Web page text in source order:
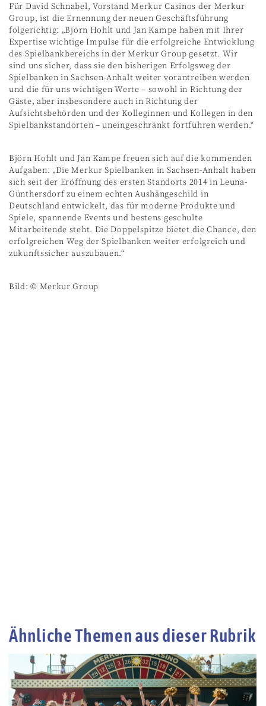
Für David Schnabel, Vorstand Merkur Casinos der Merkur
Group, ist die Ernennung der neuen Geschäftsführung
folgerichtig: „Björn Hohlt und Jan Kampe haben mit Ihrer
Expertise wichtige Impulse für die erfolgreiche Entwicklung
des Spielbankbereichs in der Merkur Group gesetzt. Wir
sind uns sicher, dass sie den bisherigen Erfolgsweg der
Spielbanken in Sachsen-Anhalt weiter vorantreiben werden
und die für uns wichtigen Werte – sowohl in Richtung der
Gäste, aber insbesondere auch in Richtung der
Aufsichtsbehörden und der Kolleginnen und Kollegen in den
Spielbankstandorten – uneingeschränkt fortführen werden.“
Björn Hohlt und Jan Kampe freuen sich auf die kommenden
Aufgaben: „Die Merkur Spielbanken in Sachsen-Anhalt haben
sich seit der Eröffnung des ersten Standorts 2014 in Leuna-
Günthersdorf zu einem echten Aushängeschild in
Deutschland entwickelt, das für moderne Produkte und
Spiele, spannende Events und bestens geschulte
Mitarbeitende steht. Die Doppelspitze bietet die Chance, den
erfolgreichen Weg der Spielbanken weiter erfolgreich und
zukunftssicher auszubauen.“
Bild: © Merkur Group
Ähnliche Themen aus dieser Rubrik